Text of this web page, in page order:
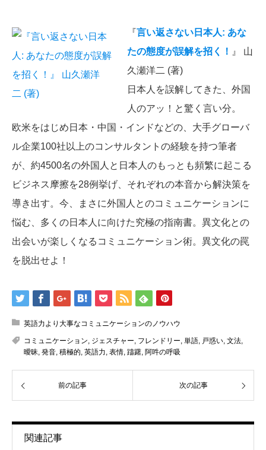
『言い返さない日本人: あな
たの態度が誤解を招く！ 』 山
久瀬洋二 (著)
日本人を誤解してきた、外国
人のアッ！と驚く言い分。
欧米をはじめ日本・中国・インドなどの、大手グローバ
ル企業100社以上のコンサルタントの経験を持つ筆者
が、約4500名の外国人と日本人のもっとも頻繁に起こる
ビジネス摩擦を28例挙げ、それぞれの本音から解決策を
導き出す。今、まさに外国人とのコミュニケーションに
悩む、多くの日本人に向けた究極の指南書。異文化との
出会いが楽しくなるコミュニケーション術。異文化の罠
を脱出せよ！
英語力より大事なコミュニケーションのノウハウ
コミュニケーション ジェスチャー フレンドリー 単語 戸惑い 文法
曖昧 発音 積極的 英語力 表情 躊躇 阿吽の呼吸
前の記事 次の記事
関連記事